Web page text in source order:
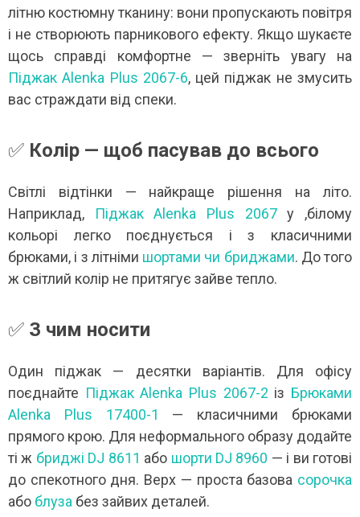
літню костюмну тканину: вони пропускають повітря
і не створюють парникового ефекту. Якщо шукаєте
щось справді комфортне — зверніть увагу на
Піджак Alenka Plus 2067-6, цей піджак не змусить
вас страждати від спеки.
✅ Колір — щоб пасував до всього
Світлі відтінки — найкраще рішення на літо.
Наприклад,
Піджак Alenka Plus 2067у ,білому
кольорі легко поєднується і з класичними
брюками, і з літніми шортами чи бриджами. До того
ж світлий колір не притягує зайве тепло.
✅ З чим носити
Один піджак — десятки варіантів. Для офісу
поєднайте Піджак Alenka Plus 2067-2 із Брюками
Alenka Plus 17400-1
— класичними брюками
прямого крою. Для неформального образу додайте
ті ж бриджі DJ 8611 або шорти DJ 8960 — і ви готові
до спекотного дня. Верх — проста базова сорочка
або блуза без зайвих деталей.